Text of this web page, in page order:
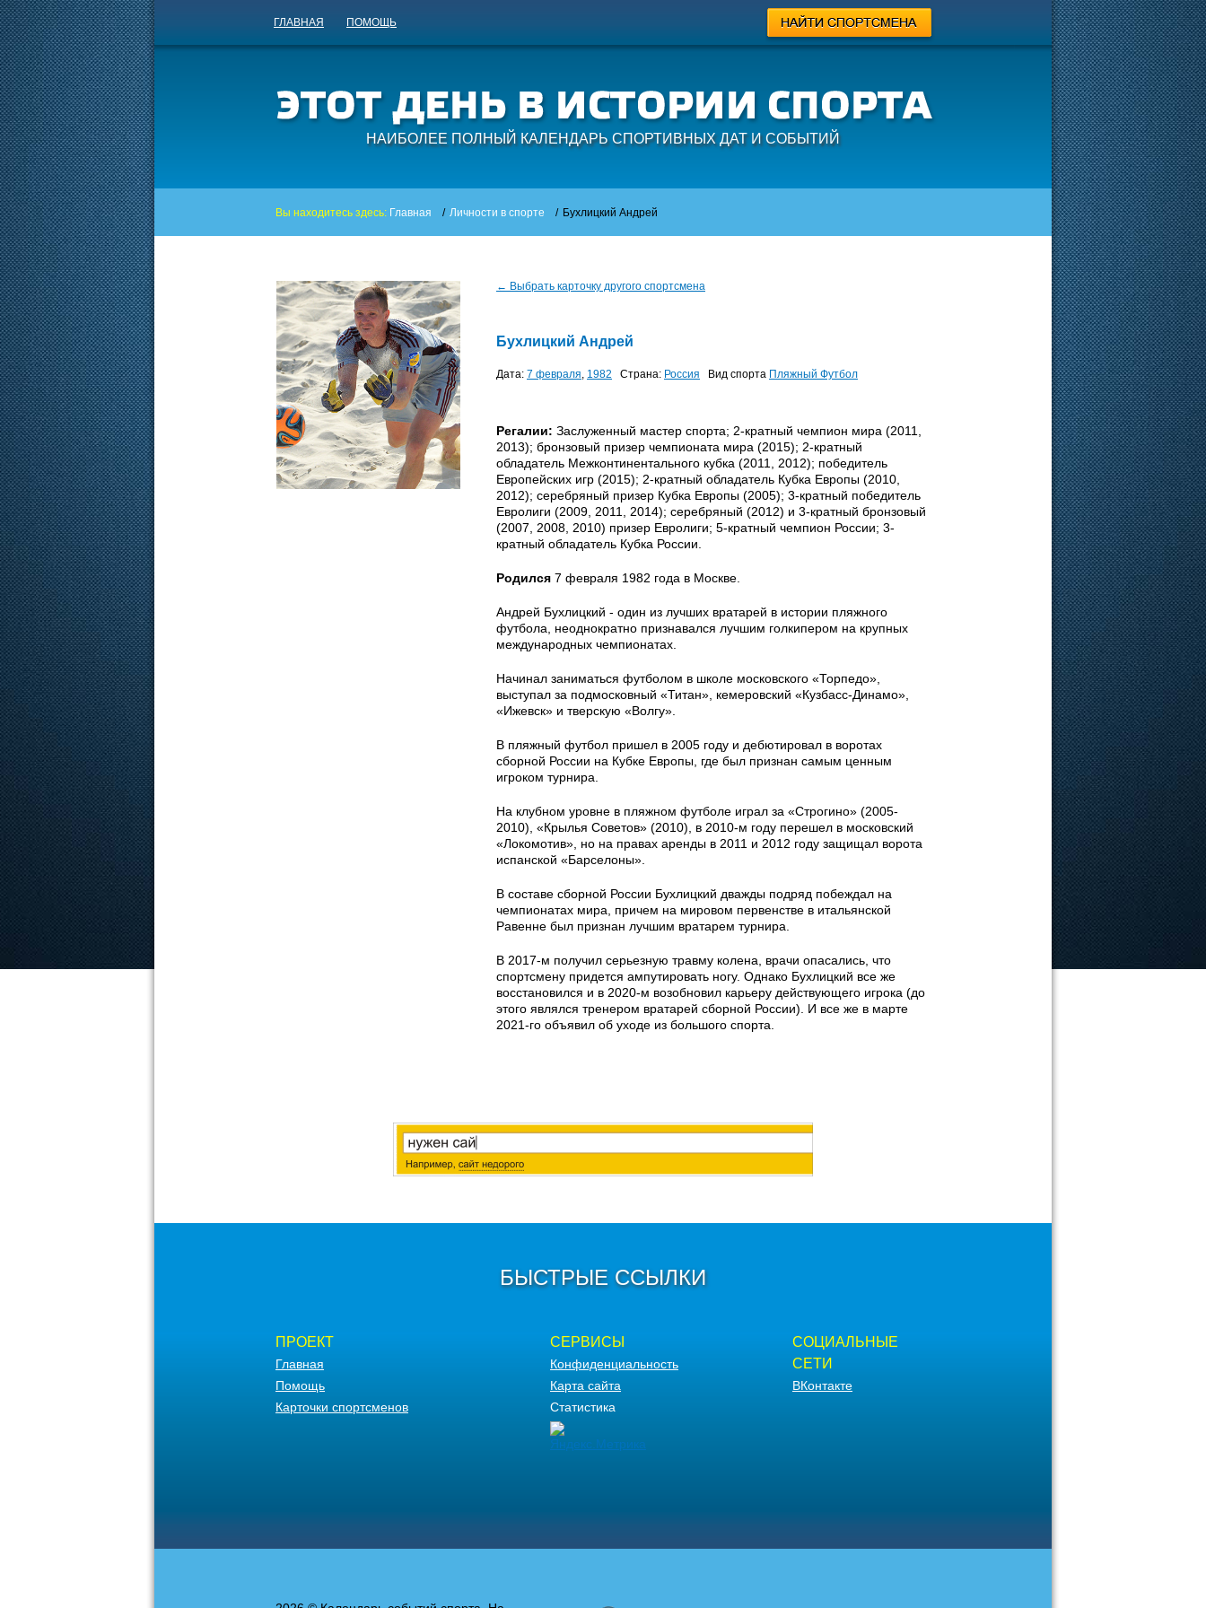
ГЛАВНАЯ ПОМОЩЬ
НАИБОЛЕЕ ПОЛНЫЙ КАЛЕНДАРЬ СПОРТИВНЫХ ДАТ И СОБЫТИЙ
Вы находитесь здесь: Главная / Личности в спорте / Бухлицкий Андрей
← Выбрать карточку другого спортсмена
Бухлицкий Андрей
Дата: 7 февраля, 1982 Страна: Россия Вид спорта Пляжный Футбол
Регалии: Заслуженный мастер спорта; 2-кратный чемпион мира (2011,
2013); бронзовый призер чемпионата мира (2015); 2-кратный
обладатель Межконтинентального кубка (2011, 2012); победитель
Европейских игр (2015); 2-кратный обладатель Кубка Европы (2010,
2012); серебряный призер Кубка Европы (2005); 3-кратный победитель
Евролиги (2009, 2011, 2014); серебряный (2012) и 3-кратный бронзовый
(2007, 2008, 2010) призер Евролиги; 5-кратный чемпион России; 3-
кратный обладатель Кубка России.
Родился 7 февраля 1982 года в Москве.
Андрей Бухлицкий - один из лучших вратарей в истории пляжного
футбола, неоднократно признавался лучшим голкипером на крупных
международных чемпионатах.
Начинал заниматься футболом в школе московского «Торпедо»,
выступал за подмосковный «Титан», кемеровский «Кузбасс-Динамо»,
«Ижевск» и тверскую «Волгу».
В пляжный футбол пришел в 2005 году и дебютировал в воротах
сборной России на Кубке Европы, где был признан самым ценным
игроком турнира.
На клубном уровне в пляжном футболе играл за «Строгино» (2005-
2010), «Крылья Советов» (2010), в 2010-м году перешел в московский
«Локомотив», но на правах аренды в 2011 и 2012 году защищал ворота
испанской «Барселоны».
В составе сборной России Бухлицкий дважды подряд побеждал на
чемпионатах мира, причем на мировом первенстве в итальянской
Равенне был признан лучшим вратарем турнира.
В 2017-м получил серьезную травму колена, врачи опасались, что
спортсмену придется ампутировать ногу. Однако Бухлицкий все же
восстановился и в 2020-м возобновил карьеру действующего игрока (до
этого являлся тренером вратарей сборной России). И все же в марте
2021-го объявил об уходе из большого спорта.
БЫСТРЫЕ ССЫЛКИ
ПРОЕКТ
Главная
Помощь
Карточки спортсменов
СЕРВИСЫ
Конфиденциальность
Карта сайта
Статистика
СОЦИАЛЬНЫЕ
СЕТИ
ВКонтакте